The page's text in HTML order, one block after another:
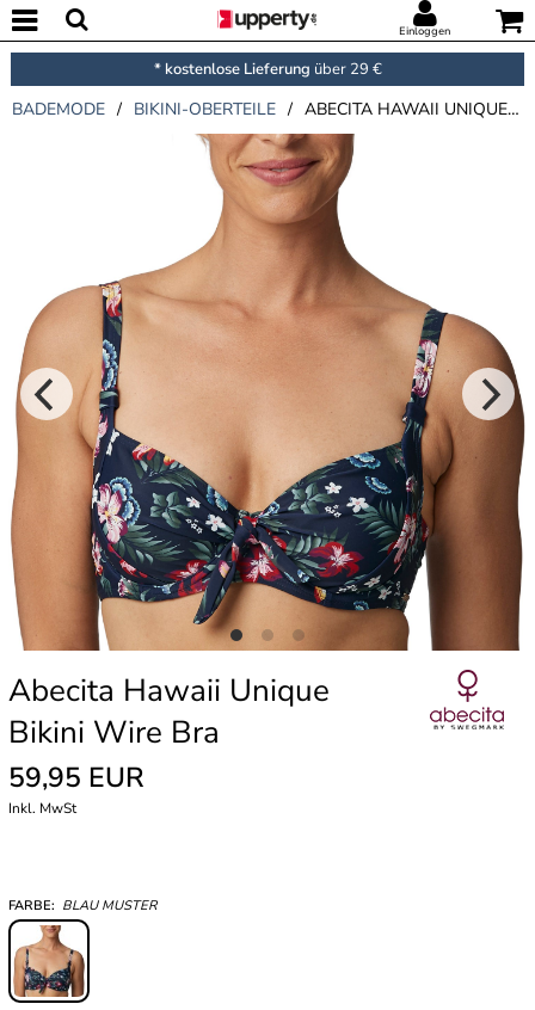
Einloggen
* kostenlose Lieferung über 29 €
BADEMODE / BIKINI-OBERTEILE / ABECITA HAWAII UNIQUE BIKINI WIRE BRA
Abecita Hawaii Unique
Bikini Wire Bra
59,95 EUR
Inkl. MwSt
FARBE: BLAU MUSTER